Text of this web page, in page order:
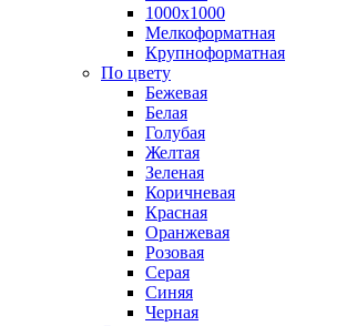
1000х1000
Мелкоформатная
Крупноформатная
По цвету
Бежевая
Белая
Голубая
Желтая
Зеленая
Коричневая
Красная
Оранжевая
Розовая
Серая
Синяя
Черная